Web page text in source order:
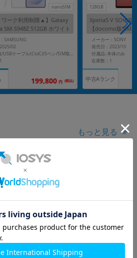
nanoSIM
ワーク利用制限▲】Galaxy
SM-S948Z 512GB ホワイト
版 SIMフリー】
SAMSUNG
02
付属品: 箱/USBケーブル(CtoC)/Sペン/SIM取り出し用ピン/マニュアル
199,800 円 (税込)
128GB
Xperia5 V SO-53D
【docomo版SIM
メーカー：SONY
発売日：2023/10
付属品: 本体のみ
在庫数：1
中古Aランク
もっと見る